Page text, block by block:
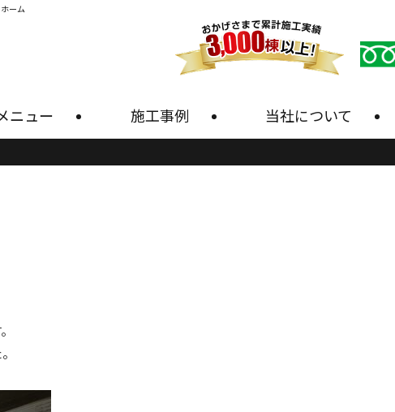
ーム
ニュー 施工事例 当社について